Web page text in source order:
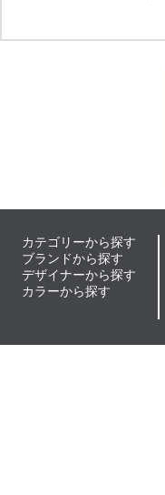
カテゴリーから探す
ブランドから探す
デザイナーから探す
カラーから探す